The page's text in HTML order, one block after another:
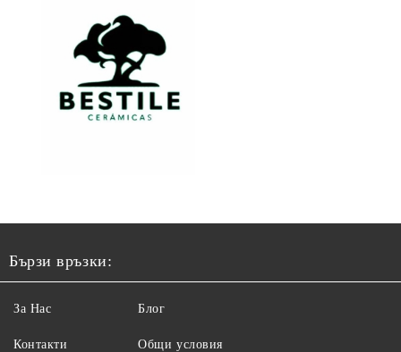
Бързи връзки:
За Нас
Контакти
Блог
Общи условия